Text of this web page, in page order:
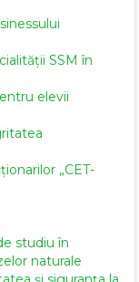
SSM în
elevii
„CET-
studiu în
naturale